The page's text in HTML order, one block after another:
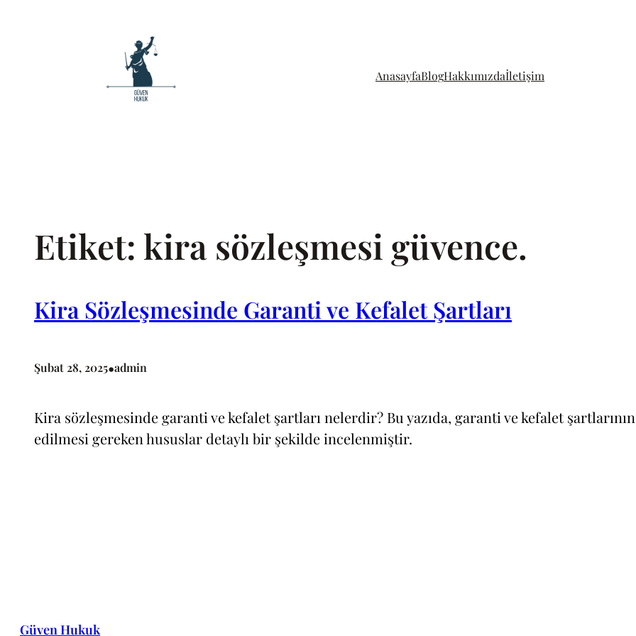
AnasayfaBlogHakkımızdaİletişim
Etiket: kira sözleşmesi güvence.
Kira Sözleşmesinde Garanti ve Kefalet Şartları
Şubat 28, 2025•admin
Kira sözleşmesinde garanti ve kefalet şartları nelerdir? Bu yazıda, garanti ve kefalet
edilmesi gereken hususlar detaylı bir şekilde incelenmiştir.
Güven Hukuk